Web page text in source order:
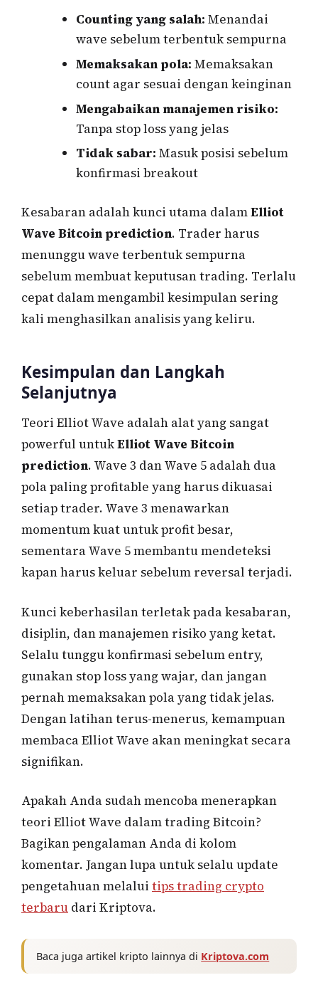
Counting yang salah: Menandai
wave sebelum terbentuk sempurna
Memaksakan pola: Memaksakan
count agar sesuai dengan keinginan
Mengabaikan manajemen risiko:
Tanpa stop loss yang jelas
Tidak sabar: Masuk posisi sebelum
konfirmasi breakout
Kesabaran adalah kunci utama dalamElliot
Wave Bitcoin prediction. Trader harus
menunggu wave terbentuk sempurna
sebelum membuat keputusan trading. Terlalu
cepat dalam mengambil kesimpulan sering
kali menghasilkan analisis yang keliru.
Kesimpulan dan Langkah
Selanjutnya
Teori Elliot Wave adalah alat yang sangat
powerful untukElliot Wave Bitcoin
prediction. Wave 3 dan Wave 5 adalah dua
pola paling profitable yang harus dikuasai
setiap trader. Wave 3 menawarkan
momentum kuat untuk profit besar,
sementara Wave 5 membantu mendeteksi
kapan harus keluar sebelum reversal terjadi.
Kunci keberhasilan terletak pada kesabaran,
disiplin, dan manajemen risiko yang ketat.
Selalu tunggu konfirmasi sebelum entry,
gunakan stop loss yang wajar, dan jangan
pernah memaksakan pola yang tidak jelas.
Dengan latihan terus-menerus, kemampuan
membaca Elliot Wave akan meningkat secara
signifikan.
Apakah Anda sudah mencoba menerapkan
teori Elliot Wave dalam trading Bitcoin?
Bagikan pengalaman Anda di kolom
komentar. Jangan lupa untuk selalu update
pengetahuan melalui tips trading crypto
terbaru dari Kriptova.
Baca juga artikel kripto lainnya di Kriptova.com